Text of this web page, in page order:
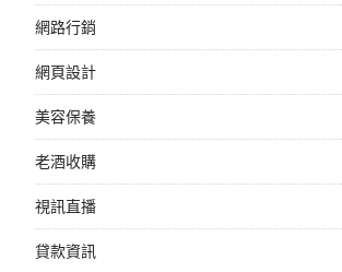
網路行銷
網頁設計
美容保養
老酒收購
視訊直播
貸款資訊